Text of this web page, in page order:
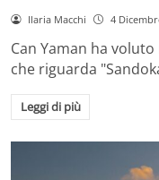
Ilaria Macchi 4
Can Yaman ha
che riguarda
Leggi di più